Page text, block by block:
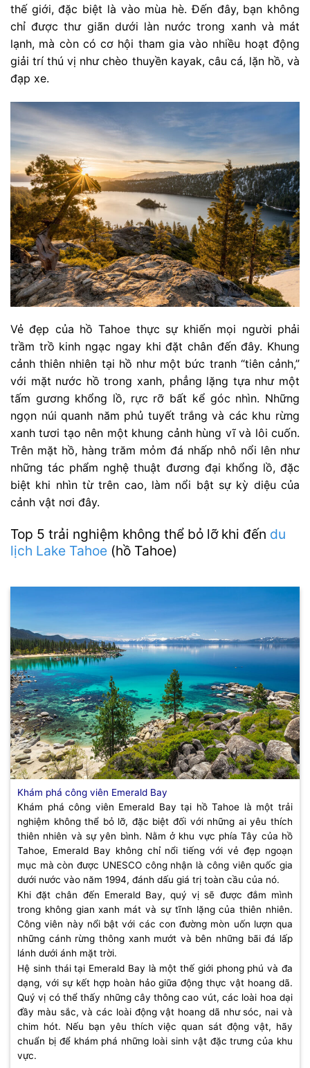
thế giới, đặc biệt là vào mùa hè. Đến đây, bạn không
chỉ được thư giãn dưới làn nước trong xanh và mát
lạnh, mà còn có cơ hội tham gia vào nhiều hoạt động
giải trí thú vị như chèo thuyền kayak, câu cá, lặn hồ, và
đạp xe.
Vẻ đẹp của hồ Tahoe thực sự khiến mọi người phải
trầm trồ kinh ngạc ngay khi đặt chân đến đây. Khung
cảnh thiên nhiên tại hồ như một bức tranh “tiên cảnh,”
với mặt nước hồ trong xanh, phẳng lặng tựa như một
tấm gương khổng lồ, rực rỡ bất kể góc nhìn. Những
ngọn núi quanh năm phủ tuyết trắng và các khu rừng
xanh tươi tạo nên một khung cảnh hùng vĩ và lôi cuốn.
Trên mặt hồ, hàng trăm mỏm đá nhấp nhô nổi lên như
những tác phẩm nghệ thuật đương đại khổng lồ, đặc
biệt khi nhìn từ trên cao, làm nổi bật sự kỳ diệu của
cảnh vật nơi đây.
Top 5 trải nghiệm không thể bỏ lỡ khi đến du
lịch Lake Tahoe (hồ Tahoe)
Khám phá công viên Emerald Bay
Khám phá công viên Emerald Bay tại hồ Tahoe là một trải
nghiệm không thể bỏ lỡ, đặc biệt đối với những ai yêu thích
thiên nhiên và sự yên bình. Nằm ở khu vực phía Tây của hồ
Tahoe, Emerald Bay không chỉ nổi tiếng với vẻ đẹp ngoạn
mục mà còn được UNESCO công nhận là công viên quốc gia
dưới nước vào năm 1994, đánh dấu giá trị toàn cầu của nó.
Khi đặt chân đến Emerald Bay, quý vị sẽ được đắm mình
trong không gian xanh mát và sự tĩnh lặng của thiên nhiên.
Công viên này nổi bật với các con đường mòn uốn lượn qua
những cánh rừng thông xanh mướt và bên những bãi đá lấp
lánh dưới ánh mặt trời.
Hệ sinh thái tại Emerald Bay là một thế giới phong phú và đa
dạng, với sự kết hợp hoàn hảo giữa động thực vật hoang dã.
Quý vị có thể thấy những cây thông cao vút, các loài hoa dại
đầy màu sắc, và các loài động vật hoang dã như sóc, nai và
chim hót. Nếu bạn yêu thích việc quan sát động vật, hãy
chuẩn bị để khám phá những loài sinh vật đặc trưng của khu
vực.